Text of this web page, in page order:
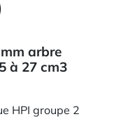
arbre
à 27 cm3
HPI groupe 2